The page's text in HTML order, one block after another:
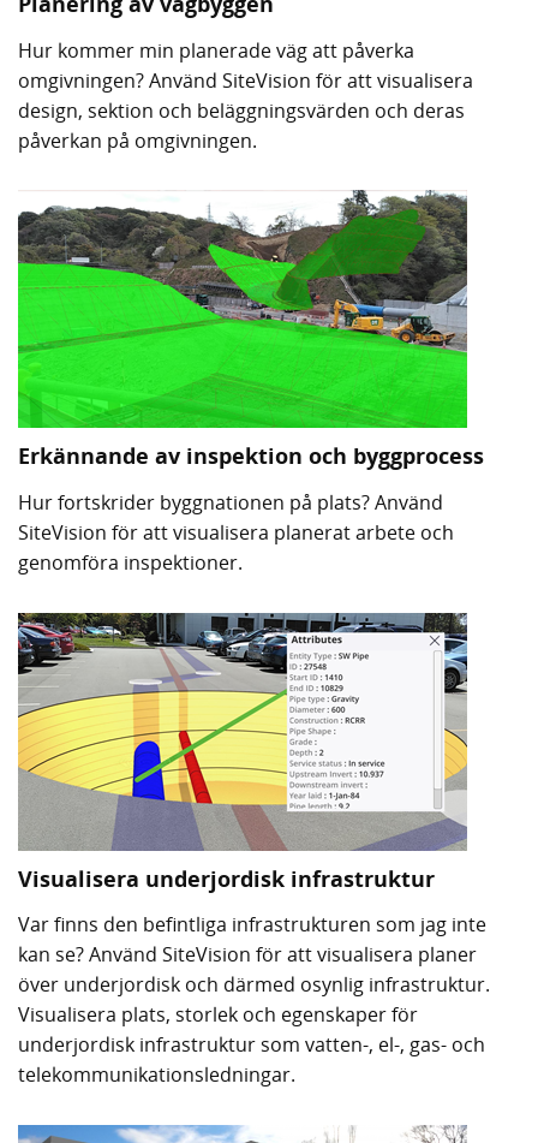
Hur kommer min planerade väg att påverka
omgivningen? Använd SiteVision för att visualisera
design, sektion och beläggningsvärden och deras
påverkan på omgivningen.
Erkännande av inspektion och byggprocess
Hur fortskrider byggnationen på plats? Använd
SiteVision för att visualisera planerat arbete och
genomföra inspektioner.
Visualisera underjordisk infrastruktur
Var finns den befintliga infrastrukturen som jag inte
kan se? Använd SiteVision för att visualisera planer
över underjordisk och därmed osynlig infrastruktur.
Visualisera plats, storlek och egenskaper för
underjordisk infrastruktur som vatten-, el-, gas- och
telekommunikationsledningar.